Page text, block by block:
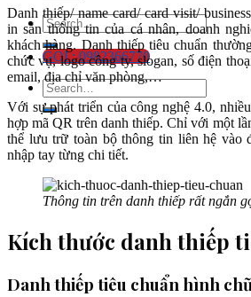
GỌI : 0982366770
Danh thiếp/ name card/ card visit/
in sẵn thông tin của cá nhân, doanh
khách hàng. Danh thiếp tiêu chuẩn
chức vụ, logo công ty, slogan, số điện
email, địa chỉ văn phòng,…
Với sự phát triển của công nghệ 4.0,
hợp mã QR trên danh thiếp. Chỉ với một
thể lưu trữ toàn bộ thông tin liên hệ vào
nhập tay từng chi tiết.
Thông tin trên danh thiếp rất ngắn
Kích thước danh thiếp
Danh thiếp tiêu chuẩn hình